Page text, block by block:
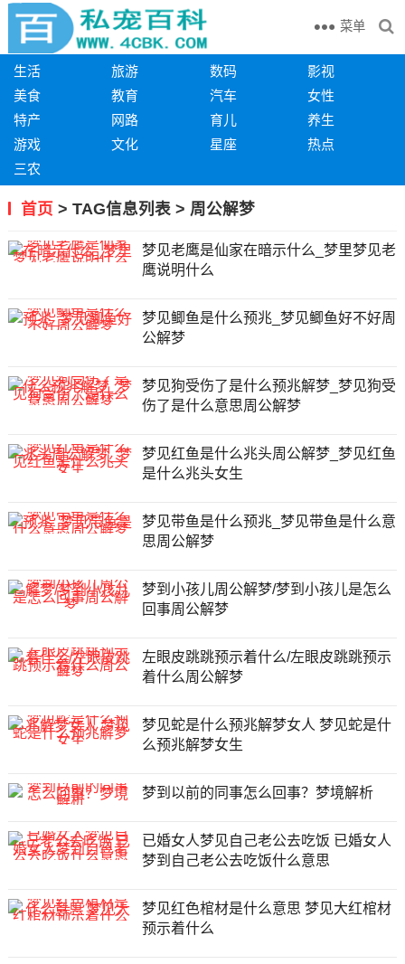
菜单
生活 旅游 数码
影视
美食
教育 汽车
女性
特产
网路 育儿
养生
游戏
文化 星座
热点
三农
首页 > TAG信息列表 > 周公解梦
梦见老鹰是仙家在暗示什么_梦里梦见老
鹰说明什么
梦见鲫鱼是什么预兆_梦见鲫鱼好不好周
公解梦
梦见狗受伤了是什么预兆解梦_梦见狗受
伤了是什么意思周公解梦
梦见红鱼是什么兆头周公解梦_梦见红鱼
是什么兆头女生
梦见带鱼是什么预兆_梦见带鱼是什么意
思周公解梦
梦到小孩儿周公解梦/梦到小孩儿是怎么
回事周公解梦
左眼皮跳跳预示着什么/左眼皮跳跳预示
着什么周公解梦
梦见蛇是什么预兆解梦女人 梦见蛇是什
么预兆解梦女生
梦到以前的同事怎么回事？梦境解析
已婚女人梦见自己老公去吃饭 已婚女人
梦到自己老公去吃饭什么意思
梦见红色棺材是什么意思 梦见大红棺材
预示着什么